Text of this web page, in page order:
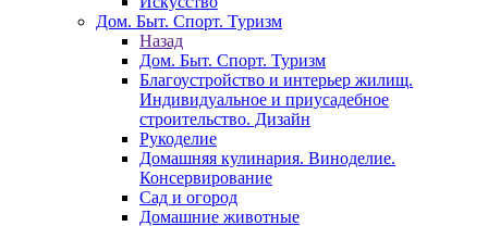
Дом. Быт. Спорт. Туризм
Назад
Дом. Быт. Спорт. Туризм
Благоустройство и интерьер жилищ.
Индивидуальное и приусадебное
строительство. Дизайн
Рукоделие
Домашняя кулинария. Виноделие.
Консервирование
Сад и огород
Домашние животные